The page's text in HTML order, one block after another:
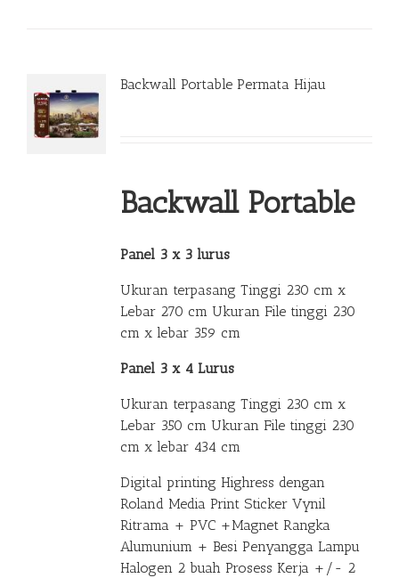
Backwall Portable Permata Hijau
Backwall Portable
Panel 3 x 3 lurus
Ukuran terpasang Tinggi 230 cm x
Lebar 270 cm Ukuran File tinggi 230
cm x lebar 359 cm
Panel 3 x 4 Lurus
Ukuran terpasang Tinggi 230 cm x
Lebar 350 cm Ukuran File tinggi 230
cm x lebar 434 cm
Digital printing Highress dengan
Roland Media Print Sticker Vynil
Ritrama + PVC +Magnet Rangka
Alumunium + Besi Penyangga Lampu
Halogen 2 buah Prosess Kerja +/- 2